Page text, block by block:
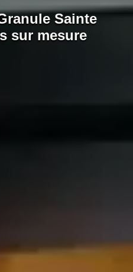
Sainte
sur mesure